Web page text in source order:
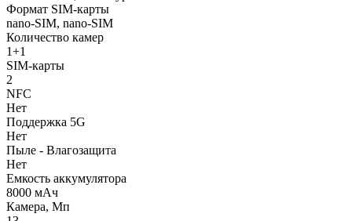
Формат SIM-карты
nano-SIM, nano-SIM
Количество камер
1+1
SIM-карты
2
NFC
Нет
Поддержка 5G
Нет
Пыле - Влагозащита
Нет
Емкость аккумулятора
8000 мАч
Камера, Мп